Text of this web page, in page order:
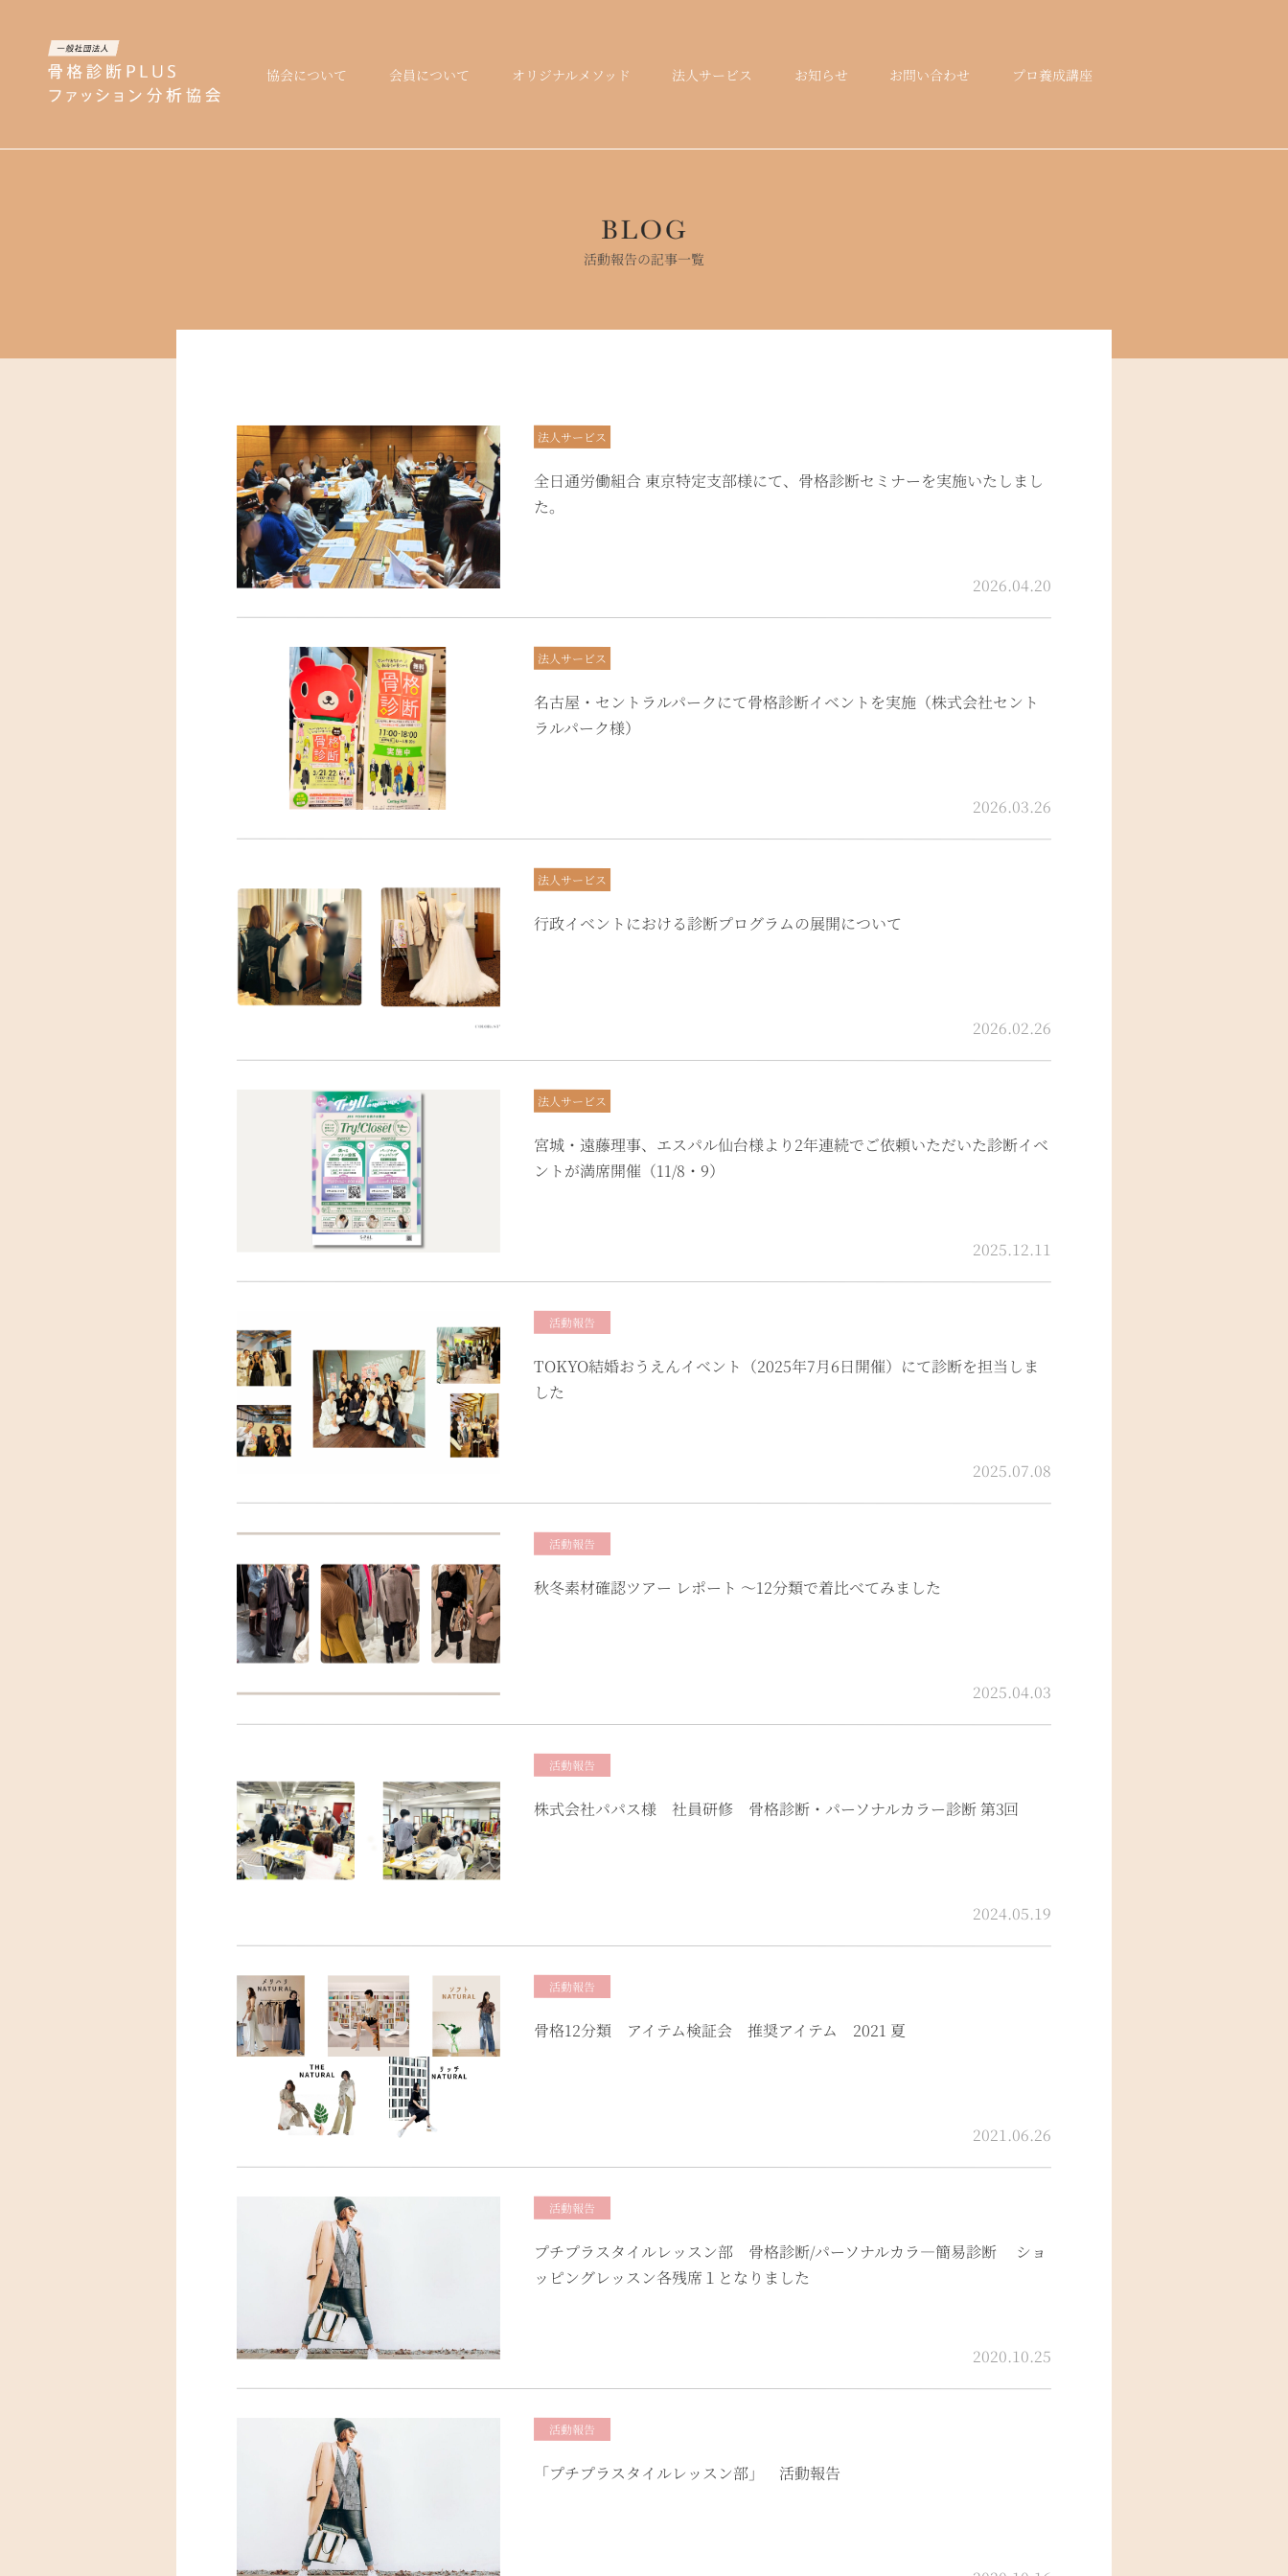
協会について 会員について オリジナルメソッド 法人サービス お知らせ お問い合わせ プロ養成講座
活動報告の記事一覧
法人サービス
全日通労働組合 東京特定支部様にて、骨格診断セミナーを実施いたしまし
た。
2026.04.20
法人サービス
名古屋・セントラルパークにて骨格診断イベントを実施（株式会社セント
ラルパーク様）
2026.03.26
法人サービス
行政イベントにおける診断プログラムの展開について
2026.02.26
法人サービス
宮城・遠藤理事、エスパル仙台様より2年連続でご依頼いただいた診断イベ
ントが満席開催（11/8・9）
2025.12.11
活動報告
TOKYO結婚おうえんイベント（2025年7月6日開催）にて診断を担当しま
した
2025.07.08
活動報告
秋冬素材確認ツアー レポート 〜12分類で着比べてみました
2025.04.03
活動報告
株式会社パパス様 社員研修 骨格診断・パーソナルカラー診断 第3回
2024.05.19
活動報告
骨格12分類 アイテム検証会 推奨アイテム 2021 夏
2021.06.26
活動報告
プチプラスタイルレッスン部 骨格診断/パーソナルカラ―簡易診断 ショ
ッピングレッスン各残席１となりました
2020.10.25
活動報告
「プチプラスタイルレッスン部」 活動報告